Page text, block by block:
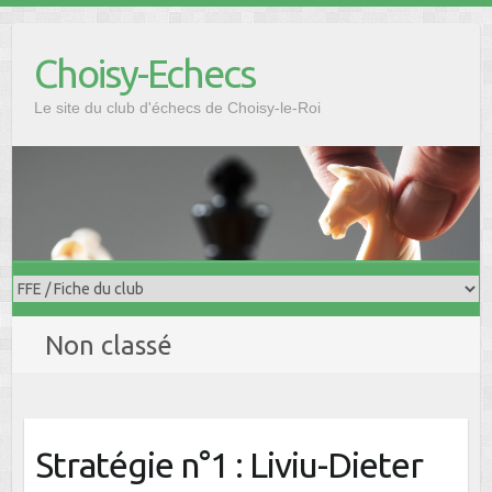
contentChoisy-Echecs
Le site du club d'échecs de Choisy-le-Roi
Non classé
Stratégie n°1 : Liviu-Dieter